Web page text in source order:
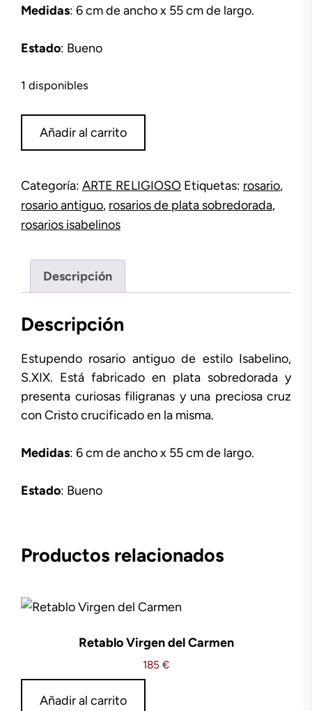
Medidas: 6 cm de ancho x 55 cm de largo.
Estado: Bueno
1 disponibles
plataAñadir al carrito
Categoría: ARTE RELIGIOSO Etiquetas: rosario,
rosario antiguo, rosarios de plata sobredorada,
rosarios isabelinos
Descripción
Descripción
Estupendo rosario antiguo de estilo Isabelino,
S.XIX. Está fabricado en plata sobredorada y
presenta curiosas filigranas y una preciosa cruz
con Cristo crucificado en la misma.
Medidas: 6 cm de ancho x 55 cm de largo.
Estado: Bueno
Productos relacionados
Retablo Virgen del Carmen
185 €
Añadir al carrito